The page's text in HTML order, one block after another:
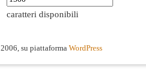
caratteri disponibili
2006, su piattaforma WordPress